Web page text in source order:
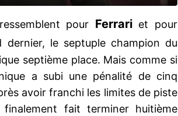
pour Ferrari et pour
dernier, le septuple champion du
septième place. Mais comme si
a subi une pénalité de cinq
avoir franchi les limites de piste
fait terminer huitième